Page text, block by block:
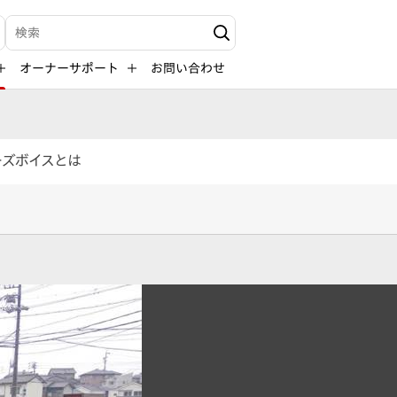
検索キーワード入力
オーナーサポート お問い合わせ
ボイスとは